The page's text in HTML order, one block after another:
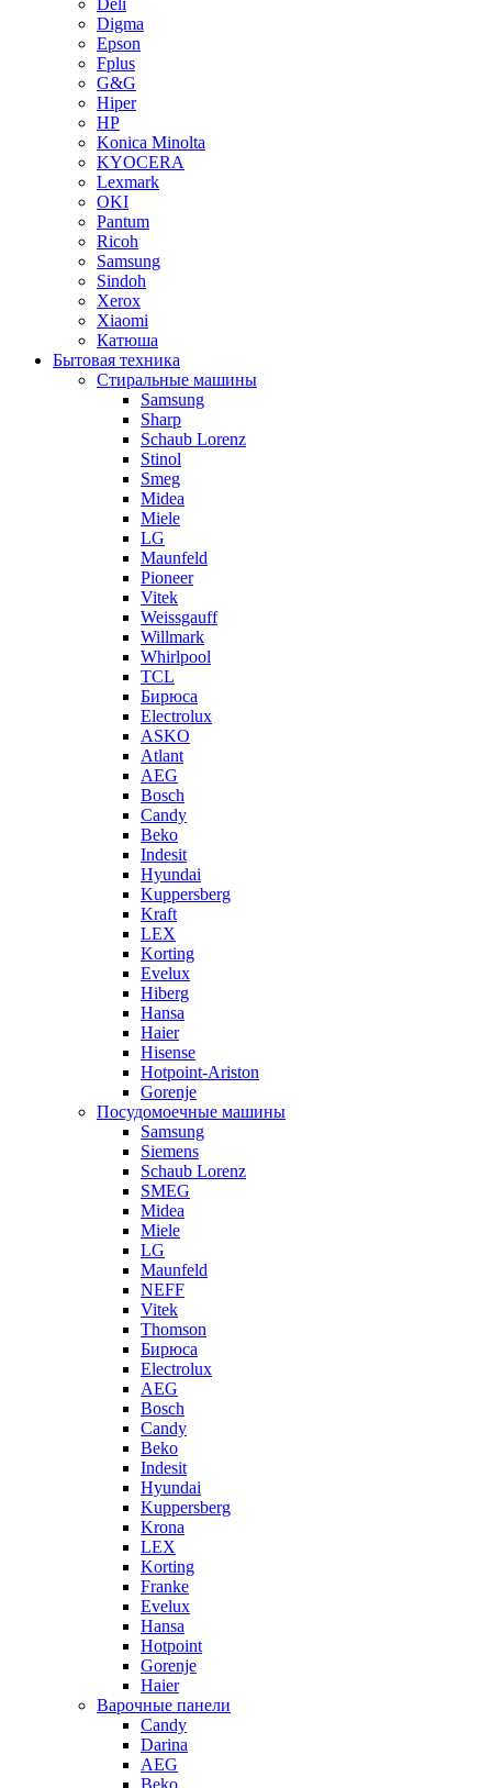
Deli
Digma
Epson
Fplus
G&G
Hiper
HP
Konica Minolta
KYOCERA
Lexmark
OKI
Pantum
Ricoh
Samsung
Sindoh
Xerox
Xiaomi
Катюша
Бытовая техника
Стиральные машины
Samsung
Sharp
Schaub Lorenz
Stinol
Smeg
Midea
Miele
LG
Maunfeld
Pioneer
Vitek
Weissgauff
Willmark
Whirlpool
TCL
Бирюса
Electrolux
ASKO
Atlant
AEG
Bosch
Candy
Beko
Indesit
Hyundai
Kuppersberg
Kraft
LEX
Korting
Evelux
Hiberg
Hansa
Haier
Hisense
Hotpoint-Ariston
Gorenje
Посудомоечные машины
Samsung
Siemens
Schaub Lorenz
SMEG
Midea
Miele
LG
Maunfeld
NEFF
Vitek
Thomson
Бирюса
Electrolux
AEG
Bosch
Candy
Beko
Indesit
Hyundai
Kuppersberg
Krona
LEX
Korting
Franke
Evelux
Hansa
Hotpoint
Gorenje
Haier
Варочные панели
Candy
Darina
AEG